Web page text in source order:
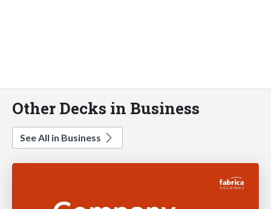
Other Decks in Business
See All in Business